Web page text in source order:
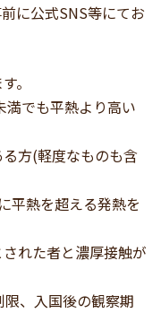
に公式SNS等にてお
。
でも平熱より高い
方(軽度なものも含
平熱を超える発熱を
れた者と濃厚接触が
、入国後の観察期